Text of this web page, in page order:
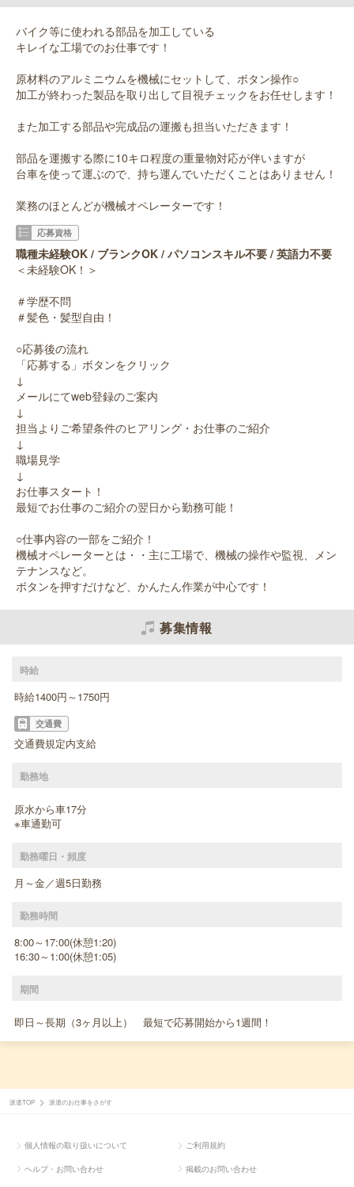
バイク等に使われる部品を加工している
キレイな工場でのお仕事です！
原材料のアルミニウムを機械にセットして、ボタン操作○
加工が終わった製品を取り出して目視チェックをお任せします！
また加工する部品や完成品の運搬も担当いただきます！
部品を運搬する際に10キロ程度の重量物対応が伴いますが
台車を使って運ぶので、持ち運んでいただくことはありません！
業務のほとんどが機械オペレーターです！
応募資格
職種未経験OK / ブランクOK / パソコンスキル不要 / 英語力不要
＜未経験OK！＞
＃学歴不問
＃髪色・髪型自由！
○応募後の流れ
「応募する」ボタンをクリック
↓
メールにてweb登録のご案内
↓
担当よりご希望条件のヒアリング・お仕事のご紹介
↓
職場見学
↓
お仕事スタート！
最短でお仕事のご紹介の翌日から勤務可能！
○仕事内容の一部をご紹介！
機械オペレーターとは・・主に工場で、機械の操作や監視、メン
テナンスなど。
ボタンを押すだけなど、かんたん作業が中心です！
募集情報
時給
時給1400円～1750円
交通費
交通費規定内支給
勤務地
原水から車17分
※車通勤可
勤務曜日・頻度
月～金／週5日勤務
勤務時間
8:00～17:00(休憩1:20)
16:30～1:00(休憩1:05)
期間
即日～長期（3ヶ月以上） 最短で応募開始から1週間！
派遣TOP 派遣のお仕事をさがす
個人情報の取り扱いについて ご利用規約
ヘルプ・お問い合わせ 掲載のお問い合わせ